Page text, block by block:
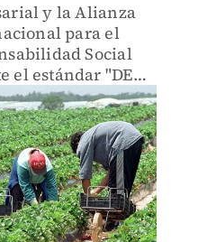
y la Alianza
para el
Social
estándar "DEAR